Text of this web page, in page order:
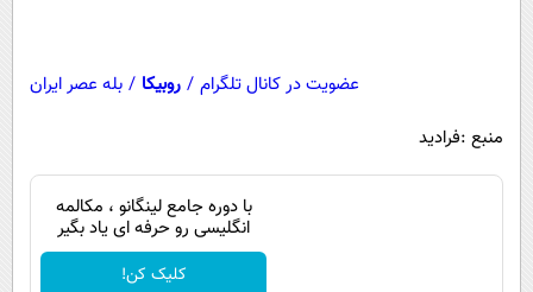
اجتماعی
عضویت در کانال تلگرام / روبیکا / بله عصر ایران
منبع :فرادید
با دوره جامع لینگانو ، مکالمه
انگلیسی رو حرفه ای یاد بگیر
کلیک کن!